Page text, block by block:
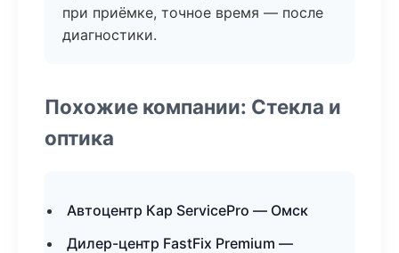
при приёмке, точное время — после
диагностики.
Похожие компании: Стекла и
оптика
Автоцентр Кар ServicePro — Омск
Дилер-центр FastFix Premium —